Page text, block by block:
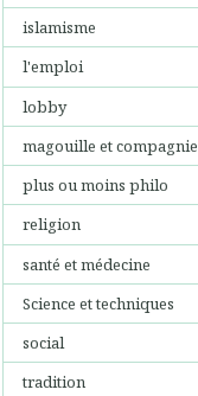
islamisme
l'emploi
lobby
magouille et compagnie
plus ou moins philo
religion
santé et médecine
Science et techniques
social
tradition